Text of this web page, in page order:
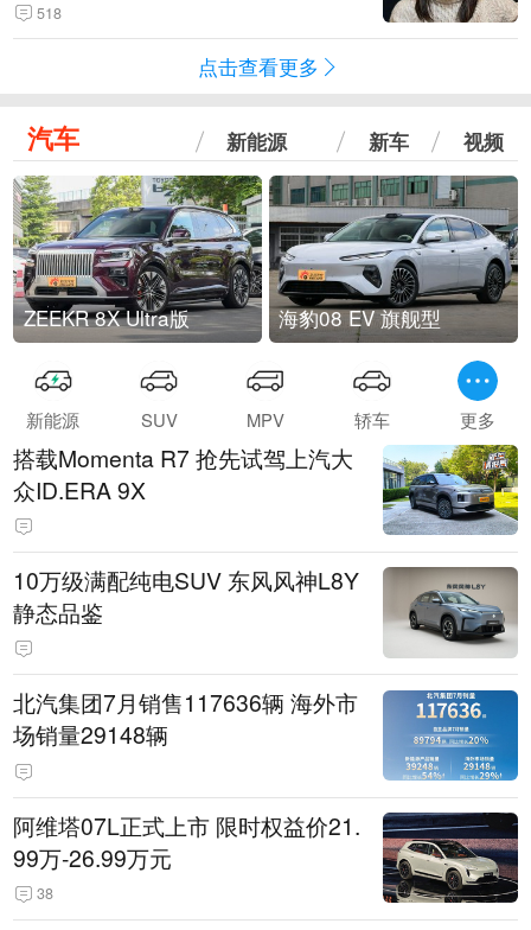
518
点击查看更多
汽车 新能源 新车 视频
ZEEKR 8X Ultra版 海豹08 EV 旗舰型
新能源 SUV MPV 轿车 更多
搭载Momenta R7 抢先试驾上汽大
众ID.ERA 9X
10万级满配纯电SUV 东风风神L8Y
静态品鉴
北汽集团7月销售117636辆 海外市
场销量29148辆
阿维塔07L正式上市 限时权益价21.
99万-26.99万元
38